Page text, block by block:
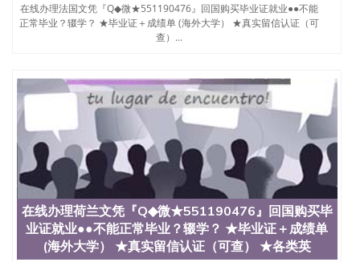
在线办理法国文凭『Q◆微★551190476』回国购买毕业证就业●●不能
正常毕业？辍学？ ★毕业证＋成绩单 (海外大学） ★真实留信认证（可
查）...
在线办理荷兰文凭『Q◆微★551190476』回国购买毕
业证就业●●不能正常毕业？辍学？ ★毕业证＋成绩单
(海外大学） ★真实留信认证（可查） ★各类英